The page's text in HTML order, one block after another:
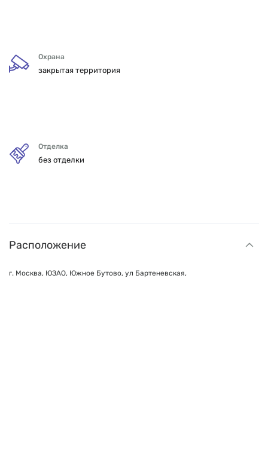
Охрана
закрытая территория
Отделка
без отделки
Расположение
г. Москва, ЮЗАО, Южное Бутово, ул Бартеневская,